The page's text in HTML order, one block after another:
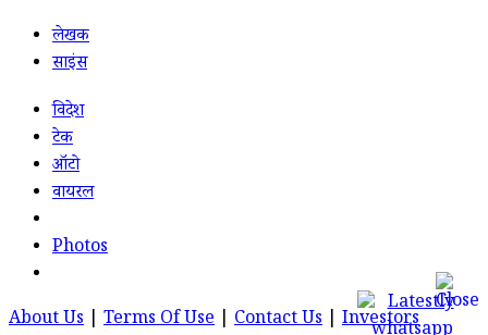
लेखक
साइंस
विदेश
टेक
ऑटो
वायरल
Photos
About Us Terms Of Use Contact Us Investors